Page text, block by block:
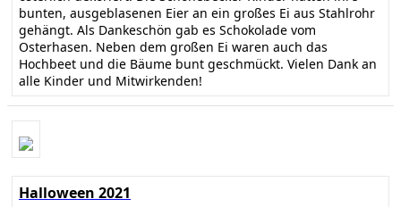
bunten, ausgeblasenen Eier an ein großes Ei aus Stahlrohr
gehängt. Als Dankeschön gab es Schokolade vom
Osterhasen. Neben dem großen Ei waren auch das
Hochbeet und die Bäume bunt geschmückt. Vielen Dank an
alle Kinder und Mitwirkenden!
Halloween 2021